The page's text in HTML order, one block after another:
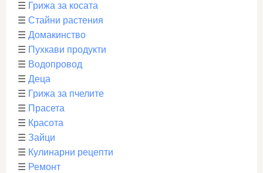
☰ Грижа за косата
☰ Стайни растения
☰ Домакинство
☰ Пухкави продукти
☰ Водопровод
☰ Деца
☰ Грижа за пчелите
☰ Прасета
☰ Красота
☰ Зайци
☰ Кулинарни рецепти
☰ Ремонт